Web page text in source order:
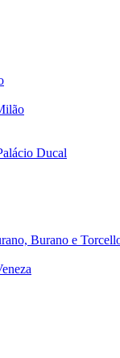
Ducal
Burano e